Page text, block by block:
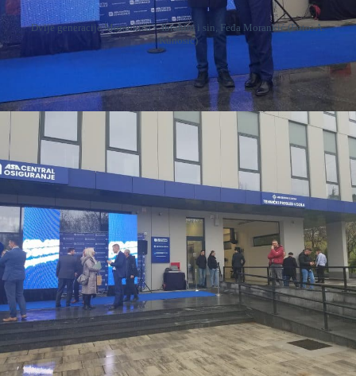
Dvije generacije Morankića – Ibrahim i sin, Feđa Morankić (Foto: A.
Kunosić)